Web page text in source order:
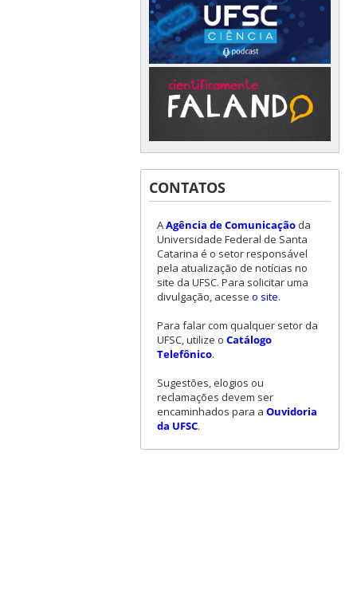
CONTATOS
AAgência de Comunicaçãoda
Universidade Federal de Santa
Catarina é o setor responsável
pela atualização de notícias no
site da UFSC. Para solicitar uma
divulgação, acesse o site.
Para falar com qualquer setor da
UFSC, utilize o Catálogo
Telefônico.
Sugestões, elogios ou
reclamações devem ser
encaminhados para a Ouvidoria
da UFSC.